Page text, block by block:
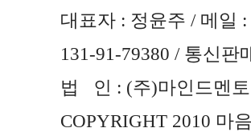
대표자 : 정윤주 / 메일 :
131-91-79380 / 통신판
법 인 : (주)마인드멘토
COPYRIGHT 2010 마